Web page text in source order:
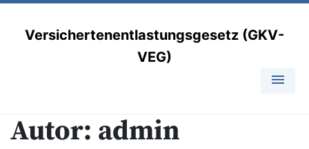
Versichertenentlastungsgesetz (GKV-
VEG)
menu
Autor: admin